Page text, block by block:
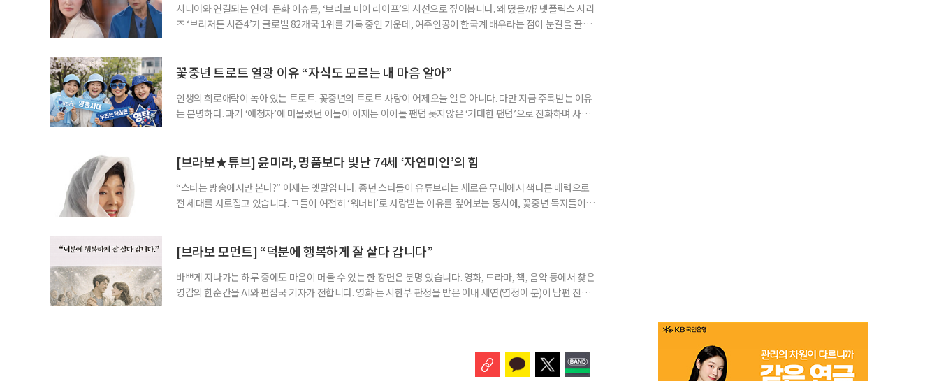
시니어와 연결되는 연예·문화 이슈를, ‘브라보 마이 라이프’의 시선으로 짚어봅니다. 왜 떴을까? 넷플릭스 시리
즈 ‘브리저튼 시즌4’가 글로벌 82개국 1위를 기록 중인 가운데, 여주인공이 한국계 배우라는 점이 눈길을 끌었
영국을 배경으로, 귀족 가문 브리저튼가 8남매의 사랑과 관계를 그
꽃중년 트로트 열광 이유 “자식도 모르는 내 마음 알아”
인생의 희로애락이 녹아 있는 트로트. 꽃중년의 트로트 사랑이 어제오늘 일은 아니다. 다만 지금 주목받는 이유
는 분명하다. 과거 ‘애청자’에 머물렀던 이들이 이제는 아이돌 팬덤 못지않은 ‘거대한 팬덤’으로 진화하며 사회
어요. 의사도 놀랄 정도라니까요.” 대전에서 만난 70대 임영웅 팬은 이렇게 말했다. EBS
[브라보★튜브] 윤미라, 명품보다 빛난 74세 ‘자연미인’의 힘
“스타는 방송에서만 본다?” 이제는 옛말입니다. 중년 스타들이 유튜브라는 새로운 무대에서 색다른 매력으로
전 세대를 사로잡고 있습니다. 그들이 여전히 ‘워너비’로 사랑받는 이유를 짚어보는 동시에, 꽃중년 독자들이
이다. 도도하고 새침한 이미지로 오랫동안 ‘시어머니 역할’로 익숙했던 그이지만, 화면
[브라보 모먼트] “덕분에 행복하게 잘 살다 갑니다”
바쁘게 지나가는 하루 중에도 마음이 머물 수 있는 한 장면은 분명 있습니다. 영화, 드라마, 책, 음악 등에서 찾은
영감의 한순간을 AI와 편집국 기자가 전합니다. 영화 는 시한부 판정을 받은 아내 세연(염정아 분)이 남편 진봉